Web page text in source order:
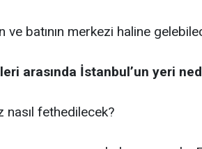
ve batının merkezi haline
arasında İstanbul’un yeri
nasıl fethedilecek?